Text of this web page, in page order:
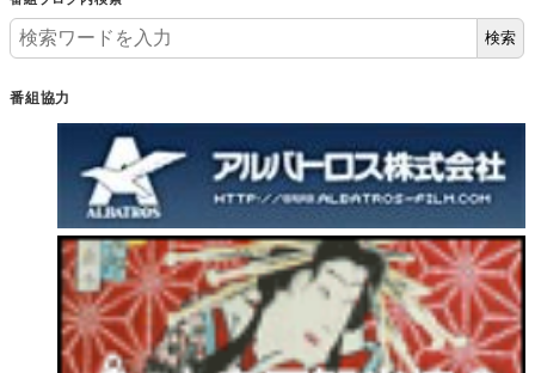
検索
番組協力